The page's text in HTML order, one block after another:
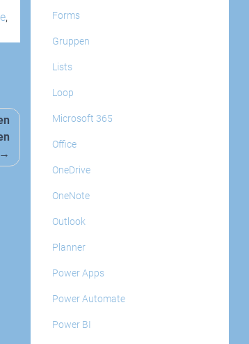
,
Forms
Gruppen
Lists
Loop
Microsoft 365
Office
OneDrive
OneNote
Outlook
Planner
Power Apps
Power Automate
Power BI